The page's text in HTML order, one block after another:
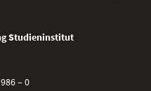
Studieninstitut
– 0